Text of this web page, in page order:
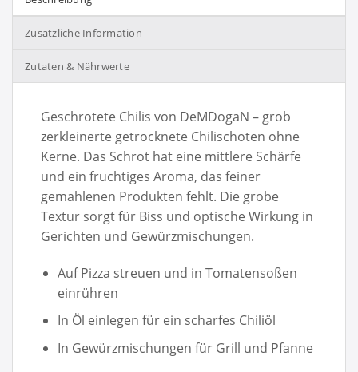
Zusätzliche Information
Zutaten & Nährwerte
Geschrotete Chilis von DeMDogaN – grob
zerkleinerte getrocknete Chilischoten ohne
Kerne. Das Schrot hat eine mittlere Schärfe
und ein fruchtiges Aroma, das feiner
gemahlenen Produkten fehlt. Die grobe
Textur sorgt für Biss und optische Wirkung in
Gerichten und Gewürzmischungen.
Auf Pizza streuen und in Tomatensoßen
einrühren
In Öl einlegen für ein scharfes Chiliöl
In Gewürzmischungen für Grill und Pfanne